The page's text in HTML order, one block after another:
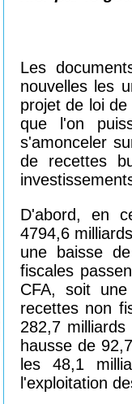
Les
nouvelles les
projet de loi
que l'on
s'amonceler
de recettes
D'abord, en
4794,6
une baisse
fiscales
CFA, soit
recettes non
282,7
hausse de
les 48,1
l'exploitation